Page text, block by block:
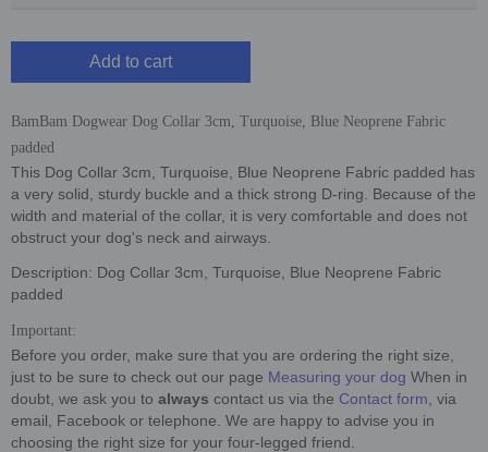
Add to cart
BamBam Dogwear Dog Collar 3cm, Turquoise, Blue Neoprene Fabric
padded
This Dog Collar 3cm, Turquoise, Blue Neoprene Fabric padded has
a very solid, sturdy buckle and a thick strong D-ring. Because of the
width and material of the collar, it is very comfortable and does not
obstruct your dog's neck and airways.
Description: Dog Collar 3cm, Turquoise, Blue Neoprene Fabric
padded
Important:
Before you order, make sure that you are ordering the right size,
just to be sure to check out our page Measuring your dog When in
doubt, we ask you to always contact us via the Contact form , via
email, Facebook or telephone. We are happy to advise you in
choosing the right size for your four-legged friend.